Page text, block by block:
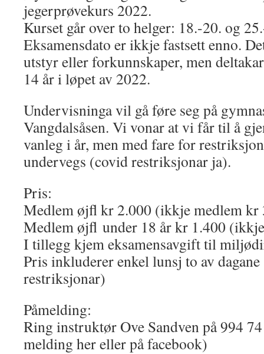
jegerprøvekurs 2022.
Kurset går over to helger: 18.-20. og
Eksamensdato er ikkje fastsett enno.
utstyr eller forkunnskaper, men
14 år i løpet av 2022.
Undervisninga vil gå føre seg på
Vangdalsåsen. Vi vonar at vi får til å
vanleg i år, men med fare for
undervegs (covid restriksjonar ja).
Pris:
Medlem øjfl kr 2.000 (ikkje medlem kr
Medlem øjfl under 18 år kr 1.400
I tillegg kjem eksamensavgift til
Pris inkluderer enkel lunsj to av
restriksjonar)
Påmelding:
Ring instruktør Ove Sandven på 994
melding her eller på facebook)